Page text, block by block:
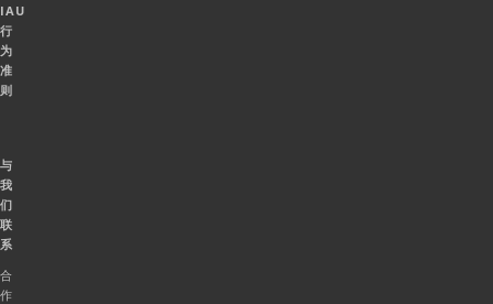
IAU
行
为
准
则
与
我
们
联
系
合
作